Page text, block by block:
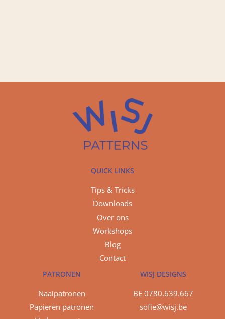
QUICK LINKS
Tips & Tricks
Downloads
Over ons
Workshops
Blog
Contact
PATRONEN
Naaipatronen
Papieren patronen
WISJ DESIGNS
BE 0780.639.667
sofie@wisj.be